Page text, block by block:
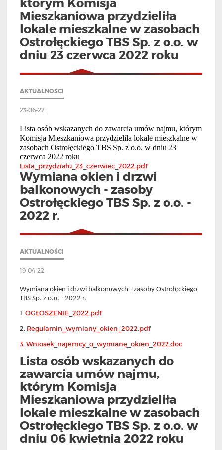
którym Komisja
Mieszkaniowa przydzieliła
lokale mieszkalne w zasobach
Ostrołęckiego TBS Sp. z o.o. w
dniu 23 czerwca 2022 roku
AKTUALNOŚCI
23-06-22
Lista osób wskazanych do zawarcia umów najmu, którym
Komisja Mieszkaniowa przydzieliła lokale mieszkalne w
zasobach Ostrołęckiego TBS Sp. z o.o. w dniu 23
czerwca 2022 roku
Lista_przydziału_23_czerwiec_2022.pdf
Wymiana okien i drzwi
balkonowych - zasoby
Ostrołęckiego TBS Sp. z o.o. -
2022 r.
AKTUALNOŚCI
19-04-22
Wymiana okien i drzwi balkonowych - zasoby Ostrołęckiego
TBS Sp. z o.o. - 2022 r.
1. OGŁOSZENIE_2022.pdf
2. Regulamin_wymiany_okien_2022.pdf
3. Wniosek_najemcy_o_wymianę_okien_2022.doc
Lista osób wskazanych do
zawarcia umów najmu,
którym Komisja
Mieszkaniowa przydzieliła
lokale mieszkalne w zasobach
Ostrołęckiego TBS Sp. z o.o. w
dniu 06 kwietnia 2022 roku